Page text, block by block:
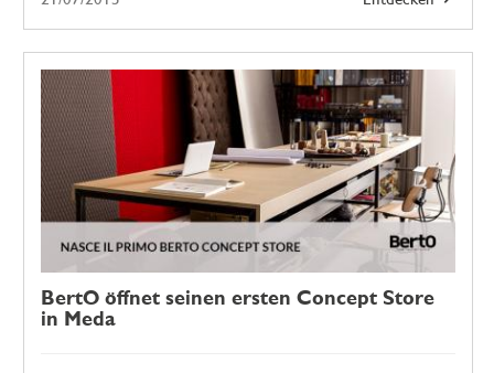
BertO öffnet seinen ersten Concept Store
in Meda